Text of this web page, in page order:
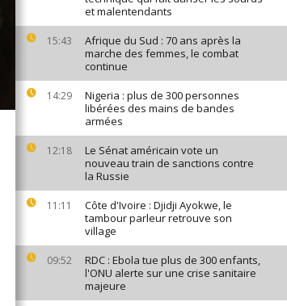
et malentendants
15:43
Afrique du Sud : 70 ans après la
marche des femmes, le combat
continue
14:29
Nigeria : plus de 300 personnes
libérées des mains de bandes
armées
12:18
Le Sénat américain vote un
nouveau train de sanctions contre
la Russie
11:11
Côte d'Ivoire : Djidji Ayokwe, le
tambour parleur retrouve son
village
09:52
RDC : Ebola tue plus de 300 enfants,
l'ONU alerte sur une crise sanitaire
majeure